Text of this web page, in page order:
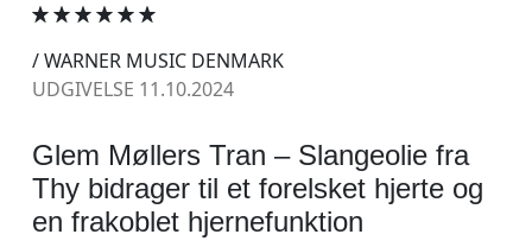
/ WARNER MUSIC DENMARK
UDGIVELSE 11.10.2024
Glem Møllers Tran – Slangeolie fra
Thy bidrager til et forelsket hjerte og
en frakoblet hjernefunktion